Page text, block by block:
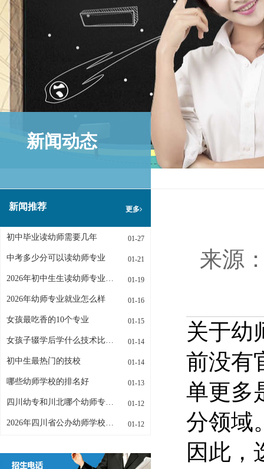
新闻动态
新闻推荐 更多
初中毕业读幼师需要几年 01-27
中考多少分可以读幼师专业 01-21
2026年初中生生读幼师专业招生条件是什么 01-19
2026年幼师专业就业怎么样 01-16
女孩最吃香的10个专业 01-15
女孩子辍学后学什么技术比较好 01-14
初中生最热门的技校 01-14
哪些幼师学校的排名好 01-13
四川幼专和川北哪个幼师专业更好 01-12
2026年四川省公办幼师学校有哪些 01-12
来源
关于幼
前没有
单更多
分领域
因此，